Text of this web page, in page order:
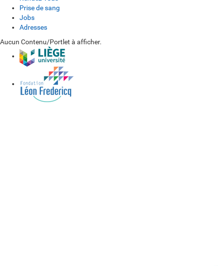
Prise de sang
Jobs
Adresses
Aucun Contenu/Portlet à afficher.